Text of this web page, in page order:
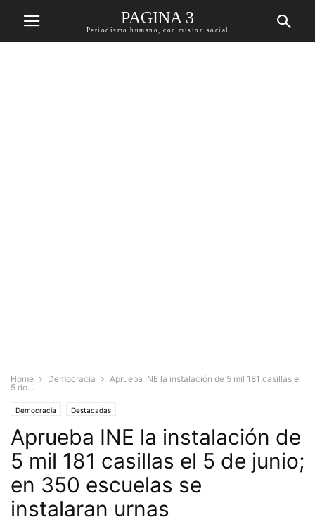
PAGINA 3
Periodismo humano, con mision social
Home Democracia
Aprueba INE la instalación de 5 mil 181 casillas el
5 de...
Democracia Destacadas
Aprueba INE la instalación de
5 mil 181 casillas el 5 de junio;
en 350 escuelas se
instalaran urnas